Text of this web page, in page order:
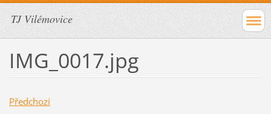
TJ Vilémovice
IMG_0017.jpg
Předchozí